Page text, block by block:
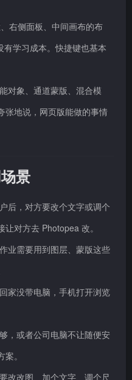
右侧面板、中间画布的布
有学习成本。快捷键也基本
对象、通道蒙版、混合模
张地说，网页版能做的事情
景
后，对方要改个文字或调个
对方去 Photopea 改。
业需要用到图层、蒙版这些
家没带电脑，手机打开浏览
，或者公司电脑不让随便安
。
改改图、加个文字、调个尺